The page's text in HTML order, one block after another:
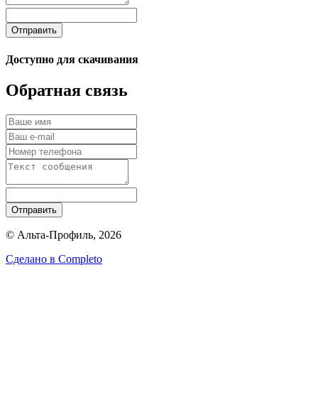
Отправить
Доступно для скачивания
Обратная связь
Отправить
© Альта-Профиль, 2026
Сделано в Completo